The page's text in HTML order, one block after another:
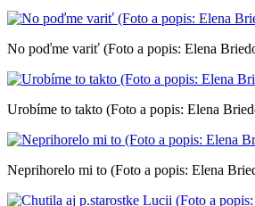
No poďme variť (Foto a popis: Elena
Urobíme to takto (Foto a popis: Elena
Neprihorelo mi to (Foto a popis: Elena